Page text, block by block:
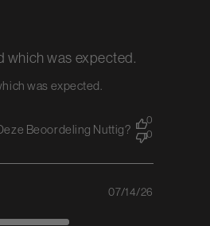
which was expected.
was expected.
Beoordeling Nuttig?
0
0
07/14/26